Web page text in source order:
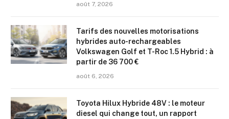
août 7, 2026
Tarifs des nouvelles motorisations
hybrides auto-rechargeables
Volkswagen Golf et T-Roc 1.5 Hybrid : à
partir de 36 700 €
août 6, 2026
Toyota Hilux Hybride 48V : le moteur
diesel qui change tout, un rapport